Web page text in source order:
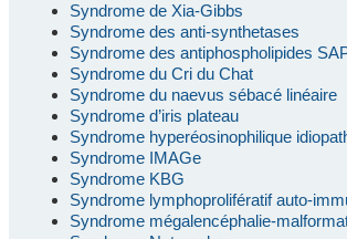
Syndrome de Xia-Gibbs
Syndrome des anti-synthetases
Syndrome des antiphospholipides
Syndrome du Cri du Chat
Syndrome du naevus sébacé linéaire
Syndrome d’iris plateau
Syndrome hyperéosinophilique
Syndrome IMAGe
Syndrome KBG
Syndrome lymphoprolifératif auto-
Syndrome mégalencéphalie-